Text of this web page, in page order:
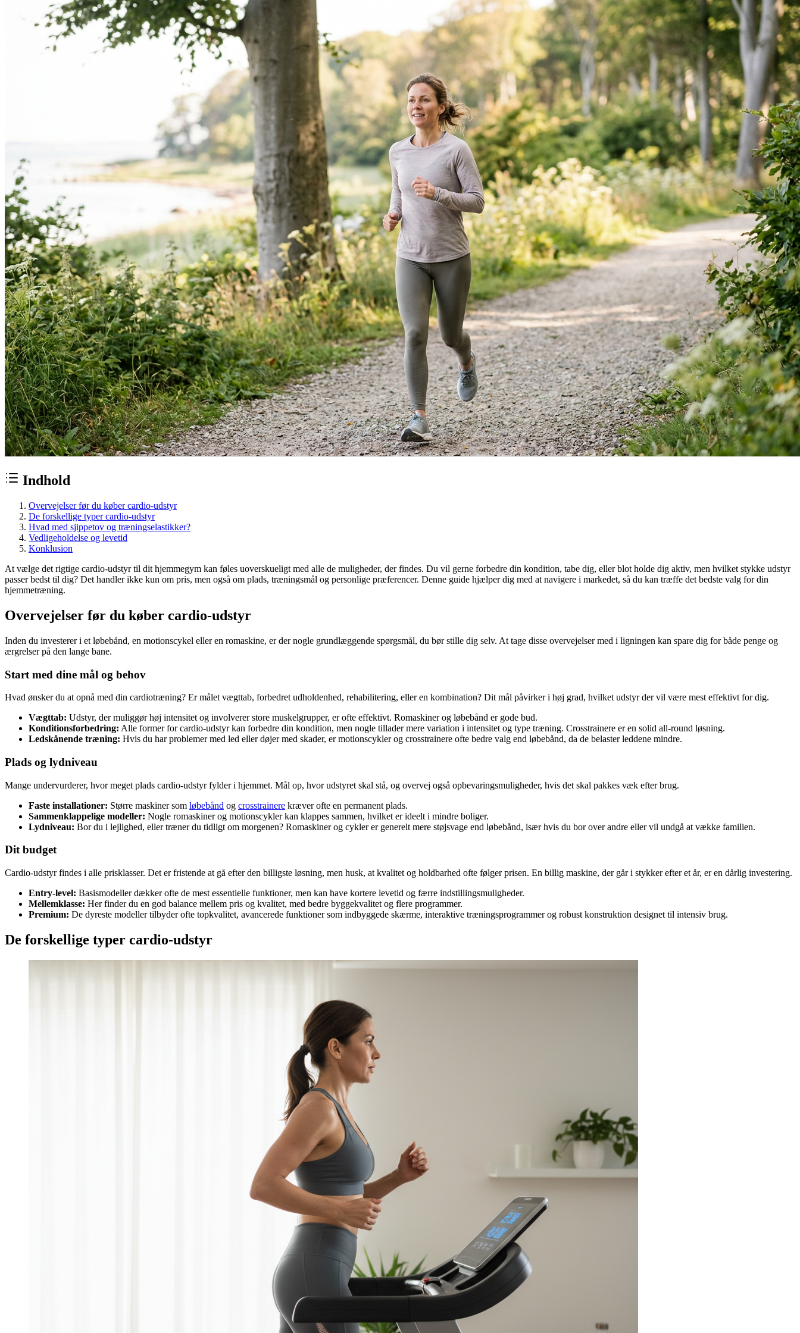
Indhold
Overvejelser før du køber cardio-udstyr
De forskellige typer cardio-udstyr
Hvad med sjippetov og træningselastikker?
Vedligeholdelse og levetid
Konklusion
At vælge det rigtige cardio-udstyr til dit hjemmegym kan føles uoverskueligt med alle de muligheder, der findes. Du vil gerne forbedre din kondition, tabe dig, eller blot holde dig aktiv, men hvilket stykke udstyr
passer bedst til dig? Det handler ikke kun om pris, men også om plads, træningsmål og personlige præferencer. Denne guide hjælper dig med at navigere i markedet, så du kan træffe det bedste valg for din
hjemmetræning.
Overvejelser før du køber cardio-udstyr
Inden du investerer i et løbebånd, en motionscykel eller en romaskine, er der nogle grundlæggende spørgsmål, du bør stille dig selv. At tage disse overvejelser med i ligningen kan spare dig for både penge og
ærgrelser på den lange bane.
Start med dine mål og behov
Hvad ønsker du at opnå med din cardiotræning? Er målet vægttab, forbedret udholdenhed, rehabilitering, eller en kombination? Dit mål påvirker i høj grad, hvilket udstyr der vil være mest effektivt for dig.
Vægttab: Udstyr, der muliggør høj intensitet og involverer store muskelgrupper, er ofte effektivt. Romaskiner og løbebånd er gode bud.
Konditionsforbedring: Alle former for cardio-udstyr kan forbedre din kondition, men nogle tillader mere variation i intensitet og type træning. Crosstrainere er en solid all-round løsning.
Ledskånende træning: Hvis du har problemer med led eller døjer med skader, er motionscykler og crosstrainere ofte bedre valg end løbebånd, da de belaster leddene mindre.
Plads og lydniveau
Mange undervurderer, hvor meget plads cardio-udstyr fylder i hjemmet. Mål op, hvor udstyret skal stå, og overvej også opbevaringsmuligheder, hvis det skal pakkes væk efter brug.
Faste installationer: Større maskiner som løbebånd og crosstrainere kræver ofte en permanent plads.
Sammenklappelige modeller: Nogle romaskiner og motionscykler kan klappes sammen, hvilket er ideelt i mindre boliger.
Lydniveau: Bor du i lejlighed, eller træner du tidligt om morgenen? Romaskiner og cykler er generelt mere støjsvage end løbebånd, især hvis du bor over andre eller vil undgå at vække familien.
Dit budget
Cardio-udstyr findes i alle prisklasser. Det er fristende at gå efter den billigste løsning, men husk, at kvalitet og holdbarhed ofte følger prisen. En billig maskine, der går i stykker efter et år, er en dårlig investering.
Entry-level: Basismodeller dækker ofte de mest essentielle funktioner, men kan have kortere levetid og færre indstillingsmuligheder.
Mellemklasse: Her finder du en god balance mellem pris og kvalitet, med bedre byggekvalitet og flere programmer.
Premium: De dyreste modeller tilbyder ofte topkvalitet, avancerede funktioner som indbyggede skærme, interaktive træningsprogrammer og robust konstruktion designet til intensiv brug.
De forskellige typer cardio-udstyr